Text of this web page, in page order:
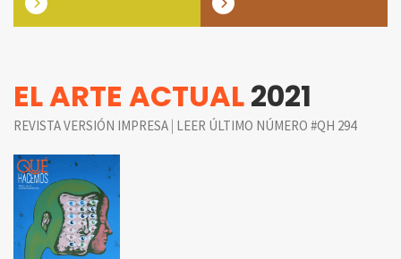
EL ARTE ACTUAL2021
REVISTA VERSIÓN IMPRESA | LEER ÚLTIMO NÚMERO #QH 294